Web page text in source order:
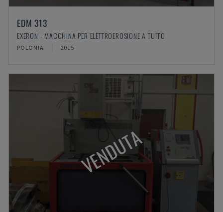
EDM 313
EXERON - MACCHINA PER ELETTROEROSIONE A TUFFO
POLONIA 2015
VENDUTA